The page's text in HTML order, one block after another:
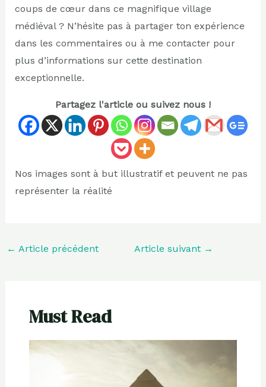
coups de cœur dans ce magnifique village
médiéval ? N’hésite pas à partager ton expérience
dans les commentaires ou à me contacter pour
plus d’informations sur cette destination
exceptionnelle.
Partagez l'article ou suivez nous !
Nos images sont à but illustratif et peuvent ne pas
représenter la réalité
← Article précédent Article suivant →
Must Read